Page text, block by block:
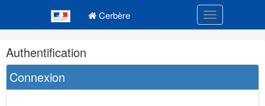
Cerbère Toggle
Navigation
et
outils
annexes
Authentification
Connexion